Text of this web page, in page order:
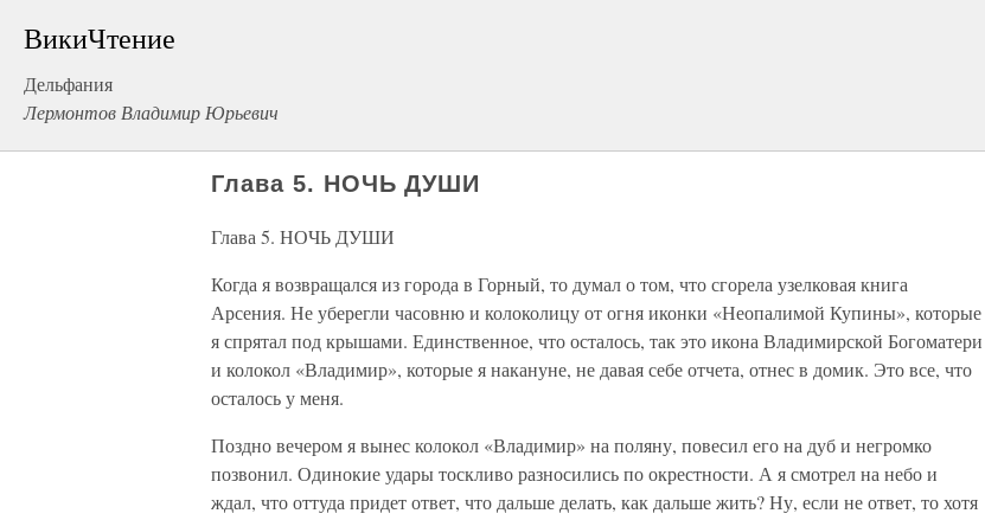
ВикиЧтение
Дельфания
Лермонтов Владимир Юрьевич
Глава 5. НОЧЬ ДУШИ
Глава 5. НОЧЬ ДУШИ
Когда я возвращался из города в Горный, то думал о том, что сгорела узелковая книга
Арсения. Не уберегли часовню и колоколицу от огня иконки «Неопалимой Купины», которые
я спрятал под крышами. Единственное, что осталось, так это икона Владимирской Богоматери
и колокол «Владимир», которые я накануне, не давая себе отчета, отнес в домик. Это все, что
осталось у меня.
Поздно вечером я вынес колокол «Владимир» на поляну, повесил его на дуб и негромко
позвонил. Одинокие удары тоскливо разносились по окрестности. А я смотрел на небо и
ждал, что оттуда придет ответ, что дальше делать, как дальше жить? Ну, если не ответ, то хотя